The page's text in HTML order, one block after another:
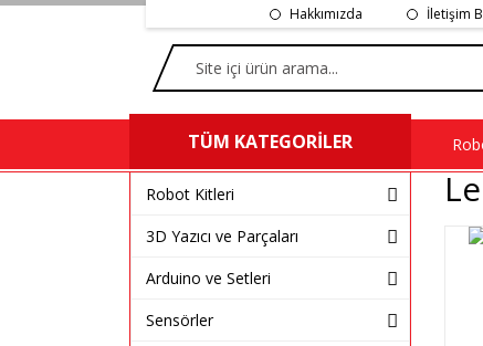
Hakkımızda İletişim
TÜM KATEGORİLER
Robot Kitleri
3D Yazıcı ve Parçaları
Arduino ve Setleri
Sensörler